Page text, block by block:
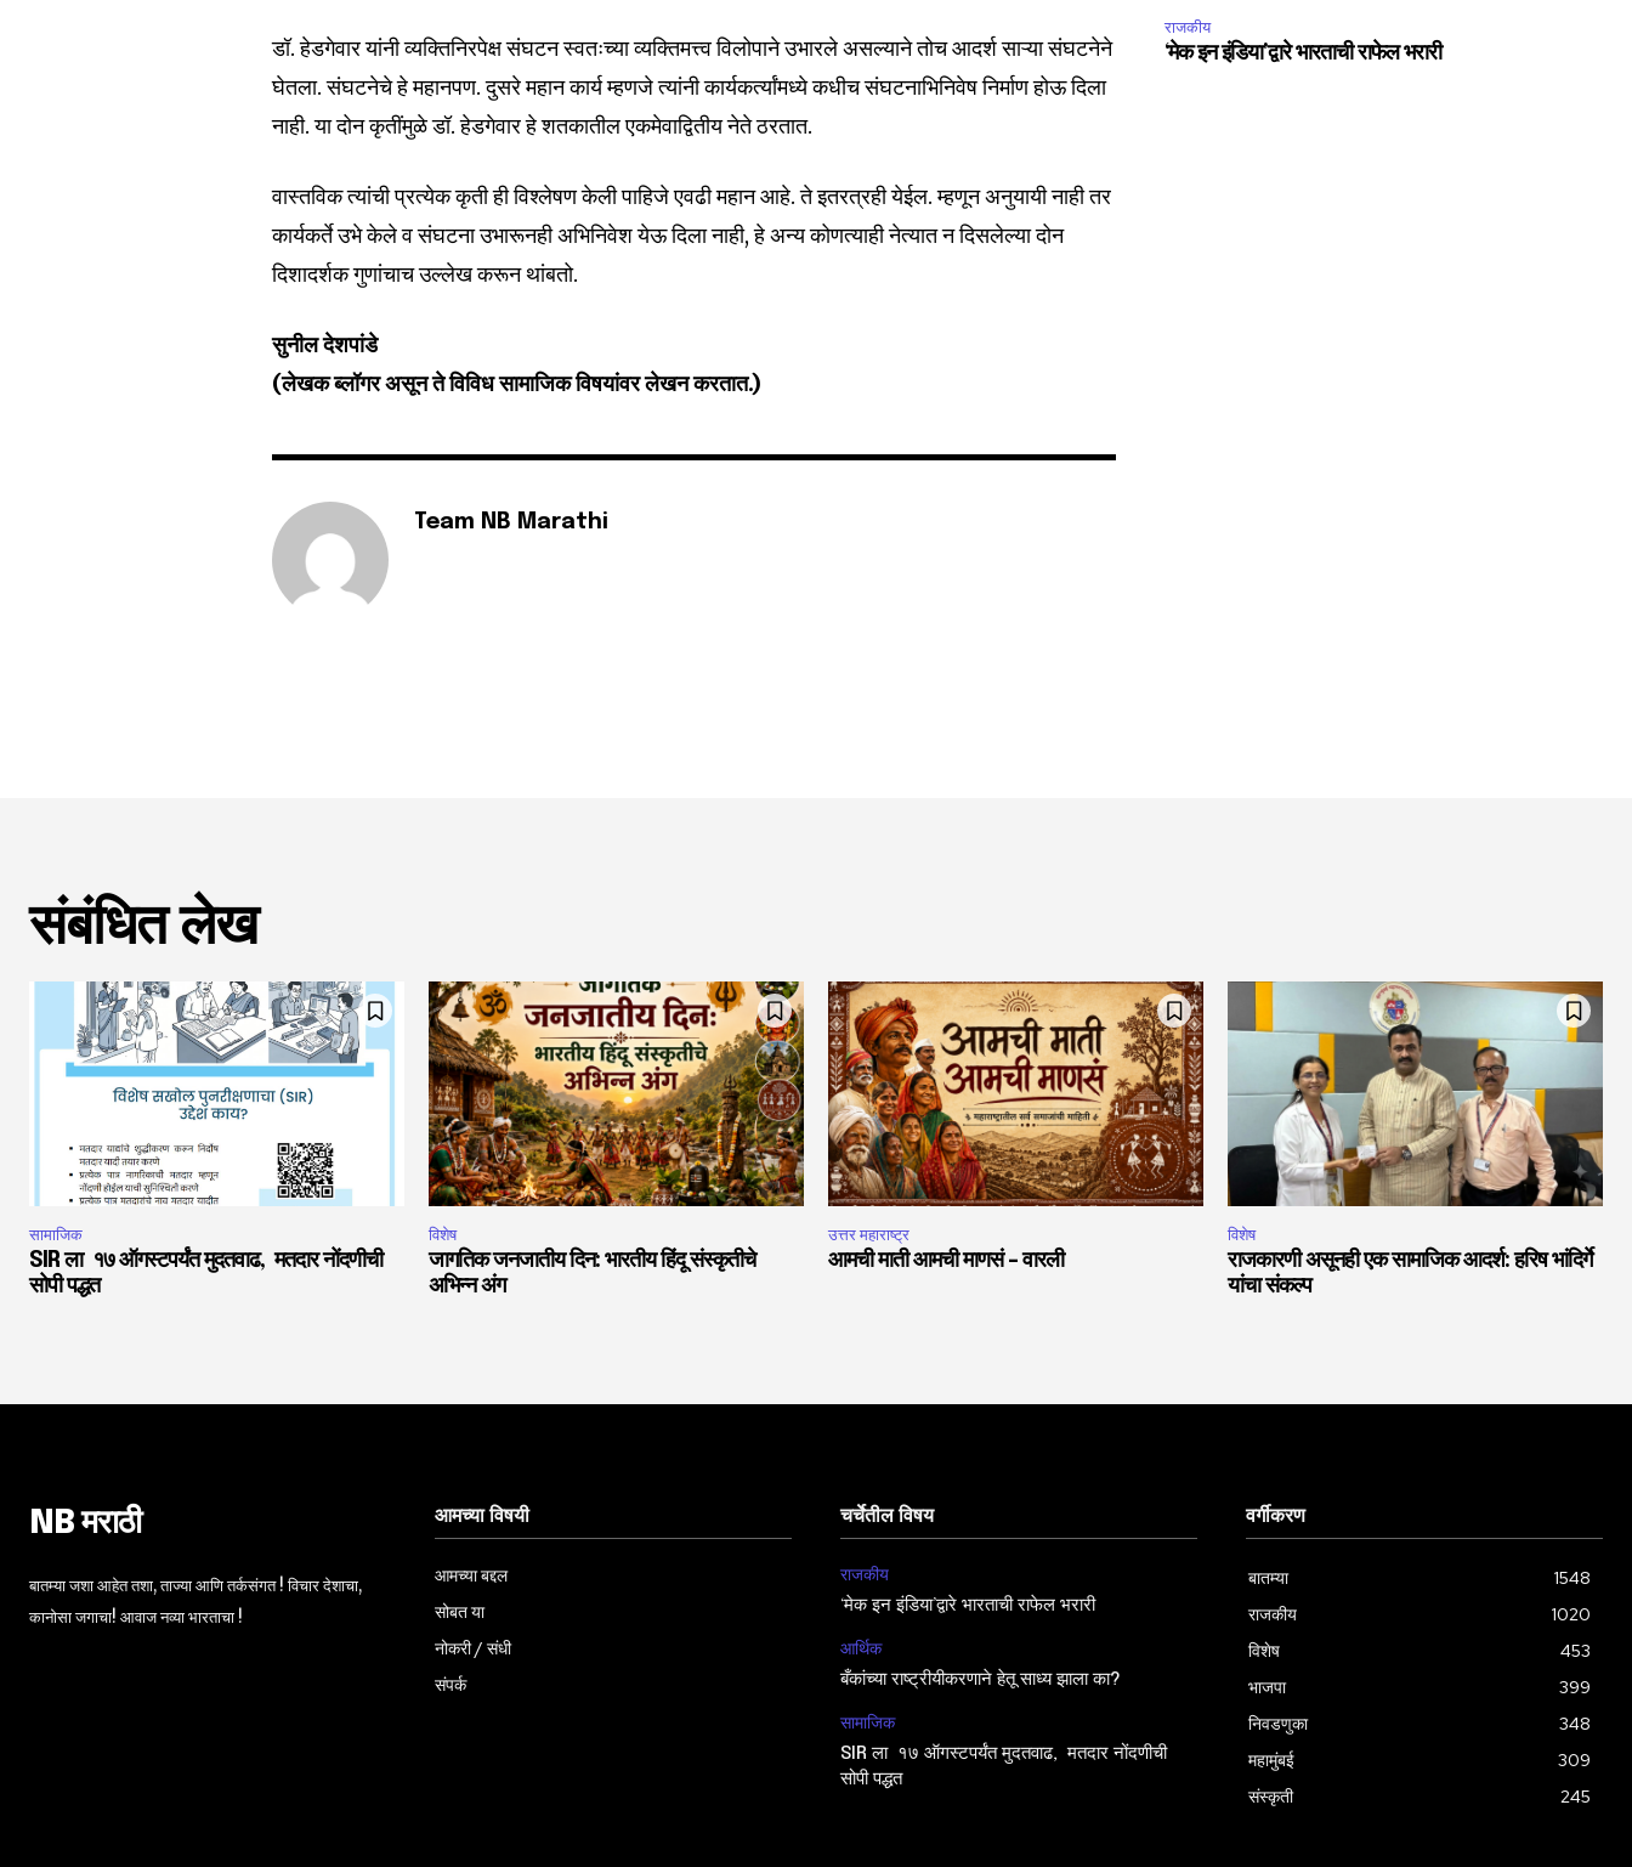
डॉ. हेडगेवार यांनी व्यक्तिनिरपेक्ष संघटन स्वतःच्या व्यक्तिमत्त्व विलोपाने उभारले असल्याने तोच आदर्श साऱ्या संघटनेने
घेतला. संघटनेचे हे महानपण. दुसरे महान कार्य म्हणजे त्यांनी कार्यकर्त्यांमध्ये कधीच संघटनाभिनिवेष निर्माण होऊ दिला
नाही. या दोन कृतींमुळे डॉ. हेडगेवार हे शतकातील एकमेवाद्वितीय नेते ठरतात.
वास्तविक त्यांची प्रत्येक कृती ही विश्लेषण केली पाहिजे एवढी महान आहे. ते इतरत्रही येईल. म्हणून अनुयायी नाही तर
कार्यकर्ते उभे केले व संघटना उभारूनही अभिनिवेश येऊ दिला नाही, हे अन्य कोणत्याही नेत्यात न दिसलेल्या दोन
दिशादर्शक गुणांचाच उल्लेख करून थांबतो.
सुनील देशपांडे
(लेखक ब्लॉगर असून ते विविध सामाजिक विषयांवर लेखन करतात.)
Team NB Marathi
राजकीय
‘मेक इन इंडिया’द्वारे भारताची राफेल भरारी
संबंधित लेख
सामाजिक
SIR ला १७ ऑगस्टपर्यंत मुदतवाढ, मतदार नोंदणीची
सोपी पद्धत
विशेष
जागतिक जनजातीय दिन: भारतीय हिंदू संस्कृतीचे
अभिन्न अंग
उत्तर महाराष्ट्र
आमची माती आमची माणसं – वारली
विशेष
राजकारणी असूनही एक सामाजिक आदर्श: हरिष भांदिर्गे
यांचा संकल्प
NB मराठी
बातम्या जशा आहेत तशा, ताज्या आणि तर्कसंगत ! विचार देशाचा,
कानोसा जगाचा! आवाज नव्या भारताचा !
आमच्या विषयी
आमच्या बद्दल
सोबत या
नोकरी / संधी
संपर्क
चर्चेतील विषय
राजकीय
‘मेक इन इंडिया’द्वारे भारताची राफेल भरारी
आर्थिक
बँकांच्या राष्ट्रीयीकरणाने हेतू साध्य झाला का?
सामाजिक
SIR ला १७ ऑगस्टपर्यंत मुदतवाढ, मतदार नोंदणीची
सोपी पद्धत
वर्गीकरण
बातम्या
1548
राजकीय
1020
विशेष
453
भाजपा
399
निवडणुका
348
महामुंबई
309
संस्कृती
245